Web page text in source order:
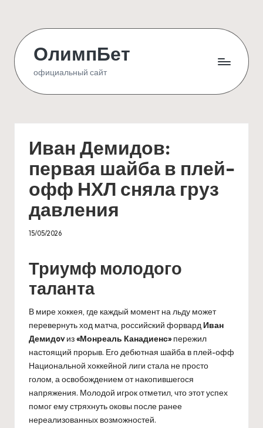
content
ОлимпБет
официальный сайт
Иван Демидов:
первая шайба в плей-
офф НХЛ сняла груз
давления
15/05/2026
Триумф молодого
таланта
В мире хоккея, где каждый момент на льду может
перевернуть ход матча, российский форвард Иван
Демидovиз«Монреаль Канадиенс»пережил
настоящий прорыв. Его дебютная шайба в плей-офф
Национальной хоккейной лиги стала не просто
голом, а освобождением от накопившегося
напряжения. Молодой игрок отметил, что этот успех
помог ему стряхнуть оковы после ранее
нереализованных возможностей.